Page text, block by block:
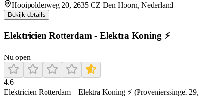
Hooipolderweg 20, 2635 CZ Den Hoorn, Nederland
Bekijk details
Elektricien Rotterdam - Elektra Koning ⚡
Nu open
4.6
Elektricien Rotterdam – Elektra Koning ⚡ (Provenierssingel 29,